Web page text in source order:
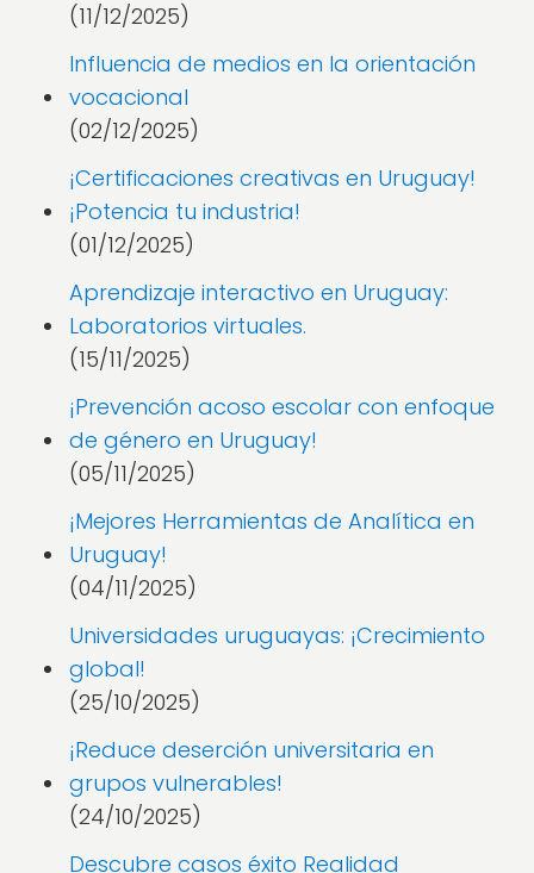
(11/12/2025)
Influencia de medios en la orientación
vocacional
(02/12/2025)
¡Certificaciones creativas en Uruguay!
¡Potencia tu industria!
(01/12/2025)
Aprendizaje interactivo en Uruguay:
Laboratorios virtuales.
(15/11/2025)
¡Prevención acoso escolar con enfoque
de género en Uruguay!
(05/11/2025)
¡Mejores Herramientas de Analítica en
Uruguay!
(04/11/2025)
Universidades uruguayas: ¡Crecimiento
global!
(25/10/2025)
¡Reduce deserción universitaria en
grupos vulnerables!
(24/10/2025)
Descubre casos éxito Realidad